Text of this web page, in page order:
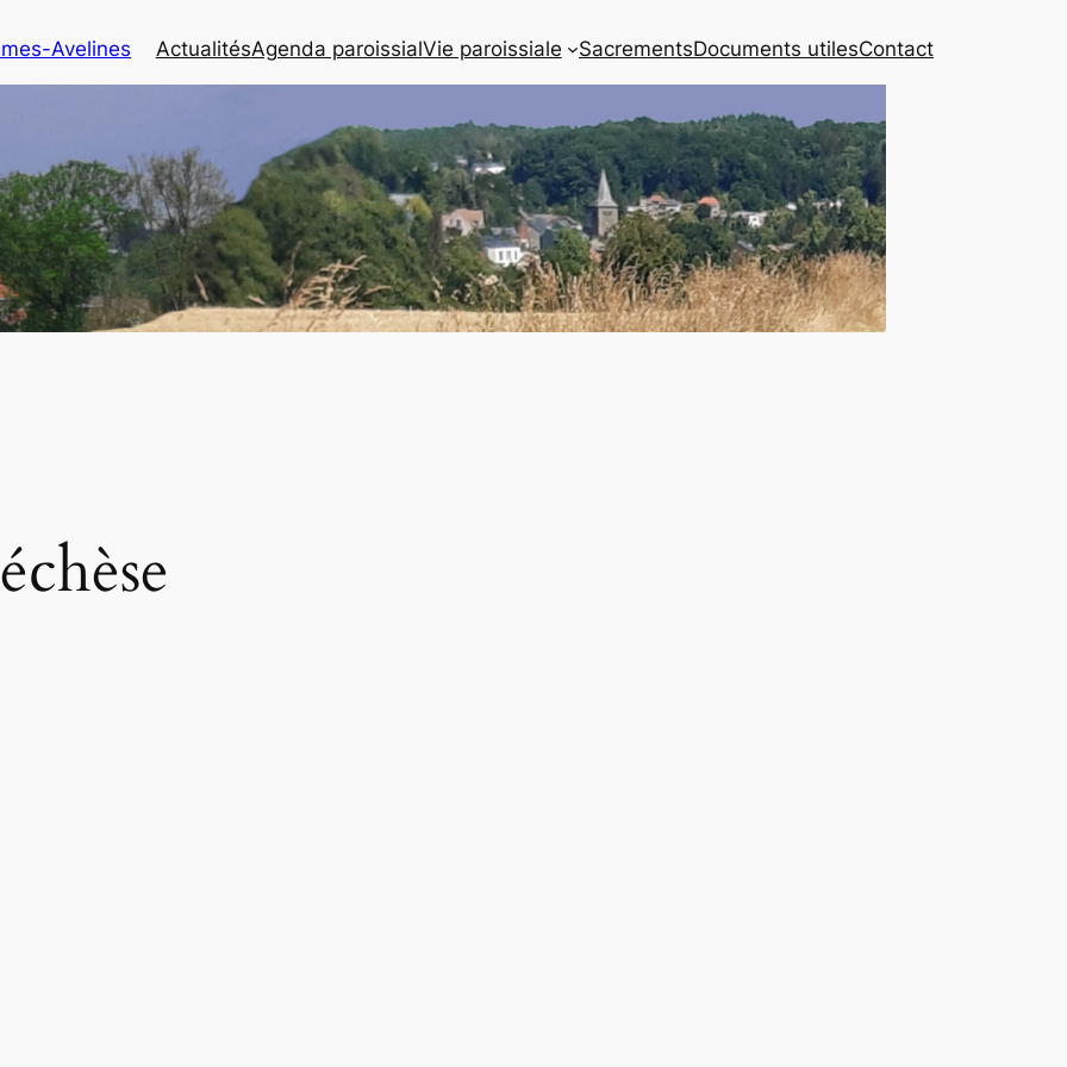
Avelines ActualitésAgenda paroissialVie paroissiale SacrementsDocuments utilesContact